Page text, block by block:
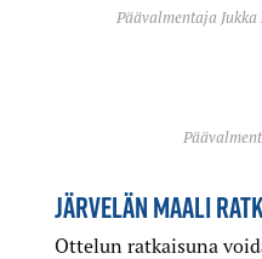
Päävalmentaja Jukka
JÄRVELÄN MAALI
Ottelun ratkaisuna